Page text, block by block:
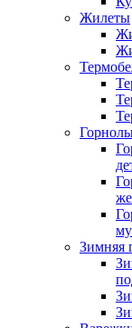
Жилеты
Зимняя